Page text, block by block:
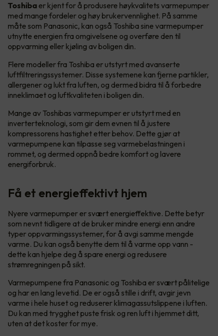
Toshiba er kjent for å produsere høykvalitets varmepumper
med mange fordeler og høy brukervennlighet. På samme
måte som Panasonic, kan også Toshiba sine varmepumper
utnytte energien fra omgivelsene og overføre den til
oppvarming eller kjøling av boligen din.
Flere modeller fra Toshiba er utstyrt med avanserte
luftfiltreringssystemer. Disse systemene kan fjerne partikler,
allergener og lukt fra luften, og dermed bidra til å forbedre
inneklimaet og luftkvaliteten i boligen din.
Mange av Toshibas varmepumper er utstyrt med en
inverterteknologi, som gir dem evnen til å justere
kompressorens hastighet etter behov. Dette gjør at
varmepumpene kan tilpasse seg varmebelastningen i
rommet, og dermed oppnå bedre komfort og lavere
energiforbruk.
Få et energieffektivt hjem
Nyere varmepumper er svært energieffektive. Dette betyr
som nevnt tidligere at de bruker mindre energi enn andre
typer oppvarmingssystemer, for å avgi samme mengde
varme. Du kan også benytte dem til å varme opp vann -
dette kan hjelpe deg å spare energi og redusere
strømregningen på sikt.
Varmepumpene fra Panasonic og Toshiba er svært pålitelige
og har en lang levetid. De er også stille i drift, avgir jevn
varme i hele huset og reduserer klimagassutslippene i luften.
Du kan med trygghet puste frisk og ren luft i hjemmet ditt,
uten at det koster for mye.